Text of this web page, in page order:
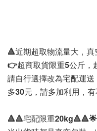
🔺近期超取物流量大，
👉超商取貨限重5公斤，
請自行選擇改為宅配運
多30元，請多加利用，有
🔺🔺宅配限重